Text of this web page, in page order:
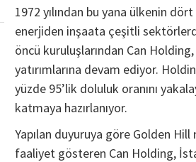
1972 yılından bu yana ülkenin
enerjiden inşaata çeşitli
öncü kuruluşlarından Can
yatırımlarına devam ediyor.
yüzde 95’lik doluluk oranını
katmaya hazırlanıyor.
Yapılan duyuruya göre Golden
faaliyet gösteren Can Holding,